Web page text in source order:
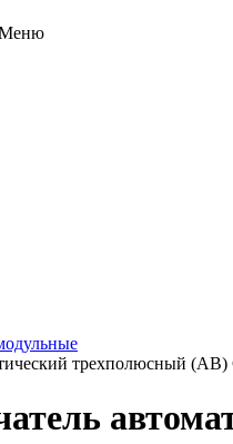
трехполюсный